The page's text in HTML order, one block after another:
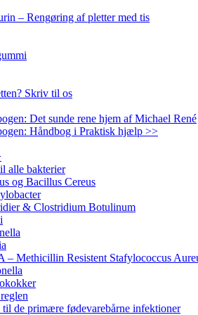
– Rengøring af pletter med tis
Skriv til os
Det sunde rene hjem af Michael René
Håndbog i Praktisk hjælp >>
alle bakterier
og Bacillus Cereus
& Clostridium Botulinum
– Methicillin Resistent Stafylococcus
de primære fødevarebårne infektioner